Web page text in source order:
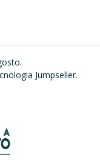
Jumpseller.